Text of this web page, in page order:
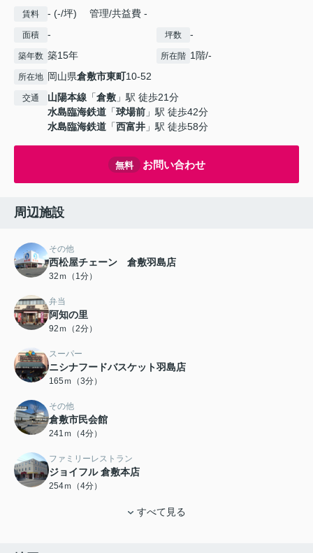
賃料 - (-/坪) 管理/共益費 -
面積 - 坪数 -
築年数 築15年 所在階 1階/-
所在地 岡山県倉敷市東町10-52
交通 山陽本線 「倉敷 」駅 徒歩21分
水島臨海鉄道 「球場前 」駅 徒歩42分
水島臨海鉄道 「西富井 」駅 徒歩58分
無料 お問い合わせ
周辺施設
その他
西松屋チェーン 倉敷羽島店
32ｍ（1分）
弁当
阿知の里
92ｍ（2分）
スーパー
ニシナフードバスケット羽島店
165ｍ（3分）
その他
倉敷市民会館
241ｍ（4分）
ファミリーレストラン
ジョイフル 倉敷本店
254ｍ（4分）
すべて見る